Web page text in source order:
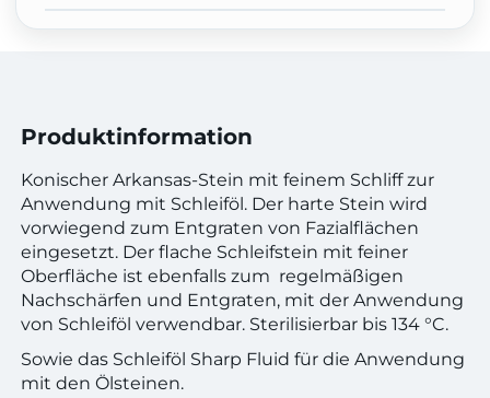
Produktinformation
Konischer Arkansas-Stein mit feinem Schliff zur
Anwendung mit Schleiföl. Der harte Stein wird
vorwiegend zum Entgraten von Fazialflächen
eingesetzt. Der flache Schleifstein mit feiner
Oberfläche ist ebenfalls zum regelmäßigen
Nachschärfen und Entgraten, mit der Anwendung
von Schleiföl verwendbar. Sterilisierbar bis 134 °C.
Sowie das Schleiföl Sharp Fluid für die Anwendung
mit den Ölsteinen.